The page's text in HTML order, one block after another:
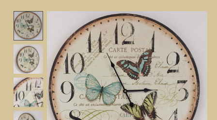
Product image slideshow Items